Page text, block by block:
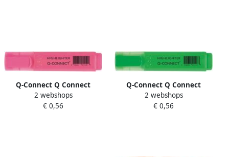
Q-Connect Q Connect
markeerstift roze
2 webshops
€ 0,56
Q-Connect Q Connect
markeerstift groen
2 webshops
€ 0,56